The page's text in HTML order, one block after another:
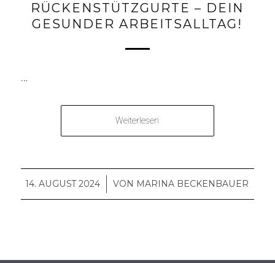
RÜCKENSTÜTZGURTE – DEIN
GESUNDER ARBEITSALLTAG!
…
Weiterlesen
14. AUGUST 2024
/ VON MARINA BECKENBAUER